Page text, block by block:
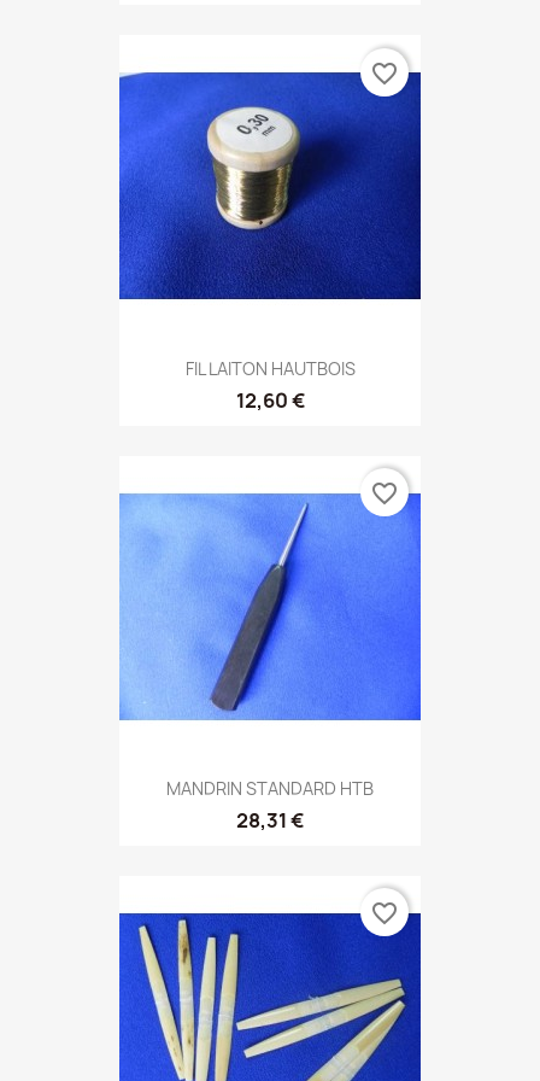
FIL LAITON HAUTBOIS
12,60 €
favorite_border
MANDRIN STANDARD HTB
28,31 €
favorite_border
favorite_border